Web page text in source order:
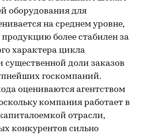
оборудования для
на среднем уровне,
продукцию более стабилен за
характера цикла
существенной доли заказов
госкомпаний.
оцениваются агентством
компания работает в
отрасли,
конкурентов сильно